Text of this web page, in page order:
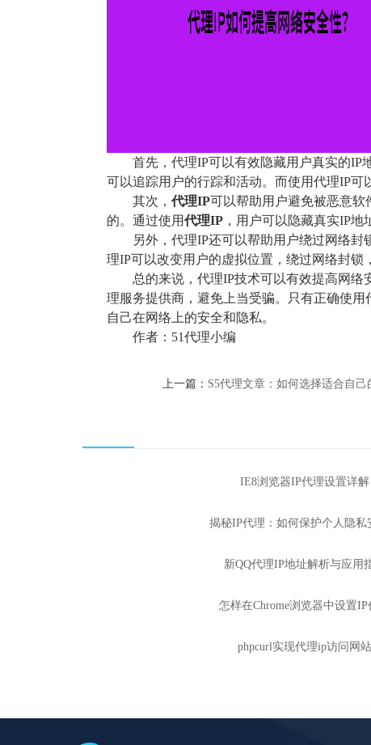
首先，代理IP可以有效隐藏用户真实的IP
可以追踪用户的行踪和活动。而使用代理IP可
其次， 代理IP可以帮助用户避免被恶意软
的。通过使用代理IP ，用户可以隐藏真实IP
另外，代理IP还可以帮助用户绕过网络
理IP可以改变用户的虚拟位置，绕过网络封锁
总的来说，代理IP技术可以有效提高网
理服务提供商，避免上当受骗。只有正确使
自己在网络上的安全和隐私。
作者：51代理小编
上一篇： S5代理文章：如何选择适合自己
IE8浏览器IP代理设置详解
揭秘IP代理：如何保护个人隐私
新QQ代理IP地址解析与应用
怎样在Chrome浏览器中设置IP
phpcurl实现代理ip访问网站